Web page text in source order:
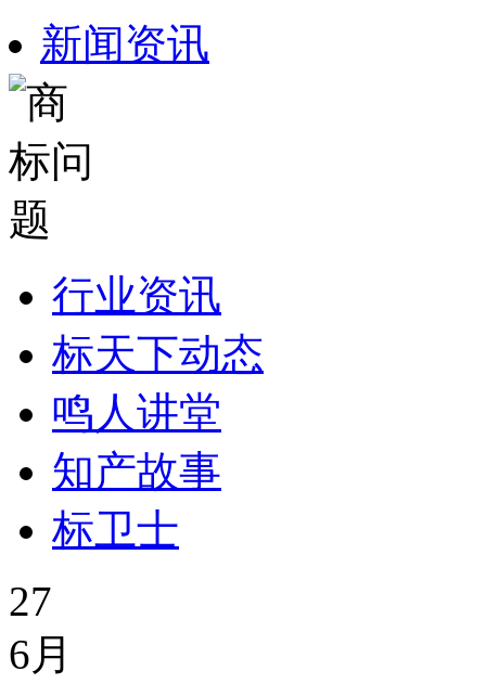
新闻资讯
行业资讯
标天下动态
鸣人讲堂
知产故事
标卫士
27
6月